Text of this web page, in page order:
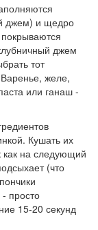
джем) и щедро
джем
тот
желе,
или ганаш -
Кушать их
как на следующий
(что
просто
15-20 секунд